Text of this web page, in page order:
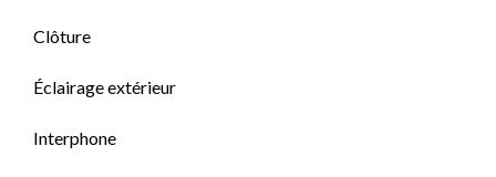
Clôture
Éclairage extérieur
Interphone